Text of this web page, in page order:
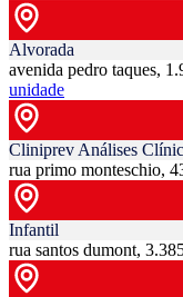
Alvorada
avenida pedro taques,
unidade
Cliniprev Análises
rua primo monteschio,
Infantil
rua santos dumont,